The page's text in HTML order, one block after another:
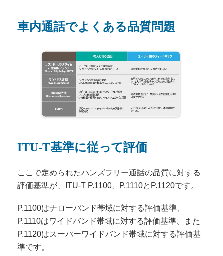
車内通話でよくある品質問題
ITU-T基準に従って評価
ここで定められたハンズフリー通話の品質に対する
評価基準が、ITU-T P.1100、P.1110とP.1120です。
P.1100はナローバンド帯域に対する評価基準、
P.1110はワイドバンド帯域に対する評価基準、また
P.1120はスーパーワイドバンド帯域に対する評価基
準です。